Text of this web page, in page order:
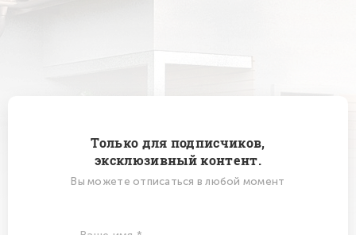
Только для подписчиков,
эксклюзивный контент.
Вы можете отписаться в любой момент